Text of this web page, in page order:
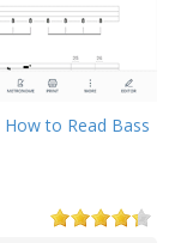
How to Read Bass